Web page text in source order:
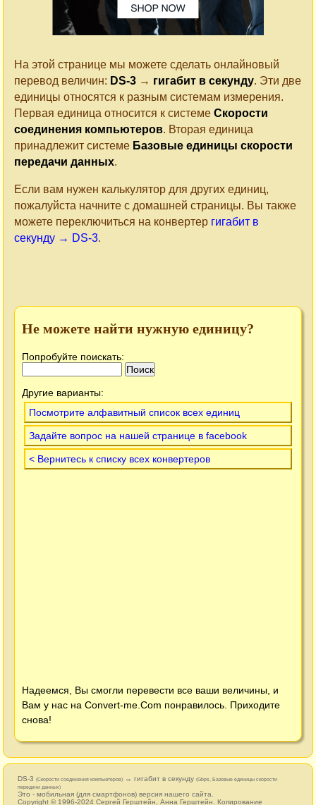
На этой странице мы можете сделать онлайновый
перевод величин: DS-3 → гигабит в секунду. Эти две
единицы относятся к разным системам измерения.
Первая единица относится к системе Cкорости
соединения компьютеров. Вторая единица
принадлежит системе Базовые единицы скорости
передачи данных.
Если вам нужен калькулятор для других единиц,
пожалуйста начните с домашней страницы. Вы также
можете переключиться на конвертер гигабит в
секунду → DS-3.
Не можете найти нужную единицу?
Попробуйте поискать:
Другие варианты:
Посмотрите алфавитный список всех единиц
Задайте вопрос на нашей странице в facebook
< Вернитесь к списку всех конвертеров
Надеемся, Вы смогли перевести все ваши величины, и
Вам у нас на Convert-me.Com понравилось. Приходите
снова!
DS-3 (Cкорости соединения компьютеров) → гигабит в секунду (Gbps, Базовые единицы скорости
передачи данных)
Это - мобильная (для смартфонов) версия нашего сайта.
Copyright © 1996-2024 Сергей Герштейн Анна Герштейн . Копирование